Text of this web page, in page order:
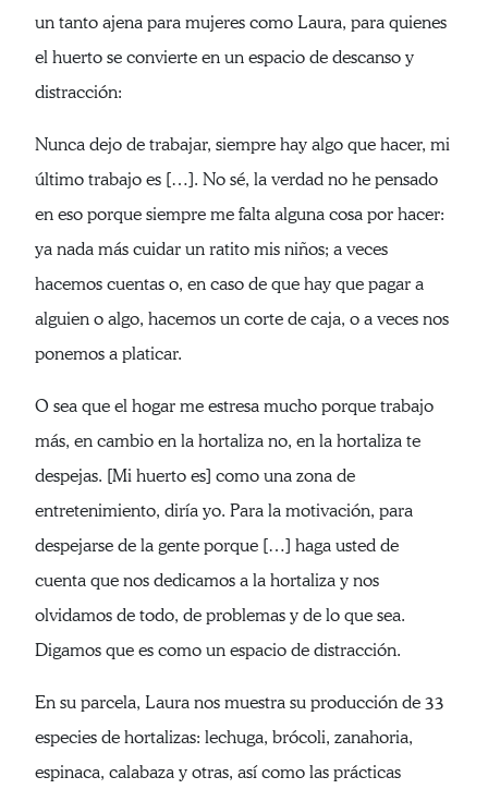
un tanto ajena para mujeres como Laura, para quienes
el huerto se convierte en un espacio de descanso y
distracción:
Nunca dejo de trabajar, siempre hay algo que hacer, mi
último trabajo es […]. No sé, la verdad no he pensado
en eso porque siempre me falta alguna cosa por hacer:
ya nada más cuidar un ratito mis niños; a veces
hacemos cuentas o, en caso de que hay que pagar a
alguien o algo, hacemos un corte de caja, o a veces nos
ponemos a platicar.
O sea que el hogar me estresa mucho porque trabajo
más, en cambio en la hortaliza no, en la hortaliza te
despejas. [Mi huerto es] como una zona de
entretenimiento, diría yo. Para la motivación, para
despejarse de la gente porque […] haga usted de
cuenta que nos dedicamos a la hortaliza y nos
olvidamos de todo, de problemas y de lo que sea.
Digamos que es como un espacio de distracción.
En su parcela, Laura nos muestra su producción de 33
especies de hortalizas: lechuga, brócoli, zanahoria,
espinaca, calabaza y otras, así como las prácticas